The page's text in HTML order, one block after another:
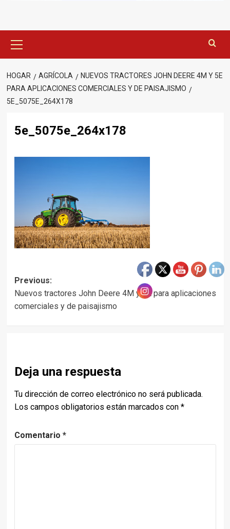
principal
HOGAR AGRÍCOLA
NUEVOS TRACTORES JOHN DEERE 4M Y 5E
PARA APLICACIONES COMERCIALES Y DE PAISAJISMO
5E_5075E_264X178
5e_5075e_264x178
Post
navigation
Previous:
Nuevos tractores John Deere 4M y 5E para aplicaciones
comerciales y de paisajismo
Deja una respuesta
Tu dirección de correo electrónico no será publicada.
Los campos obligatorios están marcados con *
Comentario *